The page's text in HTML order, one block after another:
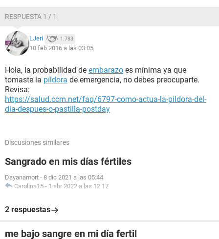
RESPUESTA 1 / 1
LJeri 1.783
10 feb 2016 a las 03:05
Hola, la probabilidad de embarazo es mínima ya que
tomaste la píldora de emergencia, no debes preocuparte.
Revisa:
https://salud.ccm.net/faq/6797-como-actua-la-pildora-del-
dia-despues-o-pastilla-postday
Discusiones similares
Sangrado en mis días fértiles
Dayanamort - 8 dic 2021 a las 05:44
Carolina15 - 1 abr 2022 a las 12:17
2 respuestas
me bajo sangre en mi día fertil